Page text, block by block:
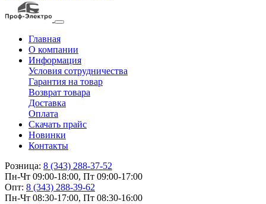
Главная
О компании
Информация
Условия сотрудничества
Гарантия на товар
Возврат товара
Доставка
Оплата
Скачать прайс
Новинки
Контакты
Розница: 8 (343) 288-37-52
Пн-Чт 09:00-18:00, Пт 09:00-17:00
Опт: 8 (343) 288-39-62
Пн-Чт 08:30-17:00, Пт 08:30-16:00